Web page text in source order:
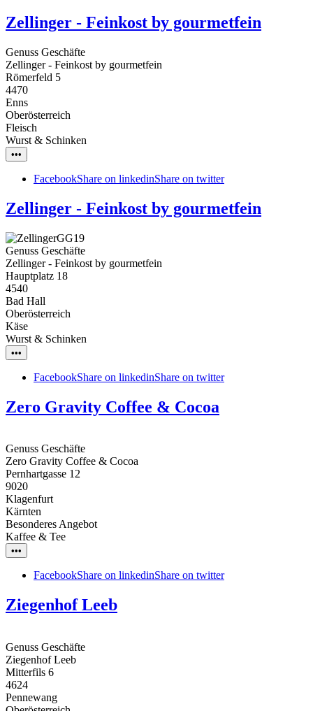
Zellinger - Feinkost by gourmetfein
Genuss Geschäfte
Zellinger - Feinkost by gourmetfein
Römerfeld 5
4470
Enns
Oberösterreich
Fleisch
Wurst & Schinken
•••
FacebookShare on linkedinShare on twitter
Zellinger - Feinkost by gourmetfein
Genuss Geschäfte
Zellinger - Feinkost by gourmetfein
Hauptplatz 18
4540
Bad Hall
Oberösterreich
Käse
Wurst & Schinken
•••
FacebookShare on linkedinShare on twitter
Zero Gravity Coffee & Cocoa
Genuss Geschäfte
Zero Gravity Coffee & Cocoa
Pernhartgasse 12
9020
Klagenfurt
Kärnten
Besonderes Angebot
Kaffee & Tee
•••
FacebookShare on linkedinShare on twitter
Ziegenhof Leeb
Genuss Geschäfte
Ziegenhof Leeb
Mitterfils 6
4624
Pennewang